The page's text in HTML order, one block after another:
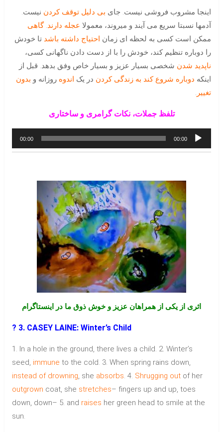
اینجا مشروب فروشی نیست. جای بی دلیل توقف کردن نیست.
آدمها نسبتا سریع می آیند و میروند، معمولا عجله دارند.گاهی
ممکن است کسی به لحظه ای زمان احتیاج داشته باشد تا خودش
را دوباره تنظیم کند، خودش را با از دست دادن ناگهانی کسی،
ناپدید شدن شخصی بسیار عزیز و بسیار خاص وفق بدهد. قبل از
اینکه دوباره شروع کند به زندگی کردن در یک اندوه روزانه و بدون
تغییر .
تلفظ جملات، نکات گرامری و ساختاری
پخش‌کننده
صوت
00:00
00:00
اثری از یکی از همراهان عزیز و خوش ذوق ما در اینستاگرام
? 3. CASEY LAINE: Winter’s Child
1. In a hole in the ground, there lives a child. 2. Winter’s
seed, immune to the cold. 3. When spring rains down,
instead of drowning, she absorbs. 4. Shrugging outof her
outgrown coat, she stretches– fingers up and up, toes
down, down– 5. and raises her green head to smile at the
sun.